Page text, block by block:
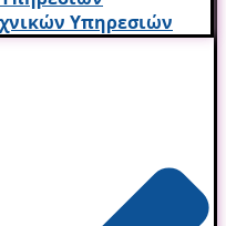
Υπηρεσιών